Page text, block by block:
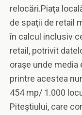
relocări.Piaţa
de spaţii de retail
în calcul inclusiv
retail, potrivit
oraşe unde media
printre acestea
454 mp/ 1.000
Piteştiului, care